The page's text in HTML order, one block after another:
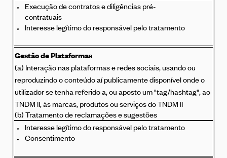
Execução de contratos e diligências pré-
contratuais
Interesse legítimo do responsável pelo tratamento
Gestão de Plataformas
(a) Interação nas plataformas e redes sociais, usando ou
reproduzindo o conteúdo aí publicamente disponível onde o
utilizador se tenha referido a, ou aposto um "tag/hashtag", ao
TNDM II, às marcas, produtos ou serviços do TNDM II
(b) Tratamento de reclamações e sugestões
Interesse legítimo do responsável pelo tratamento
Consentimento